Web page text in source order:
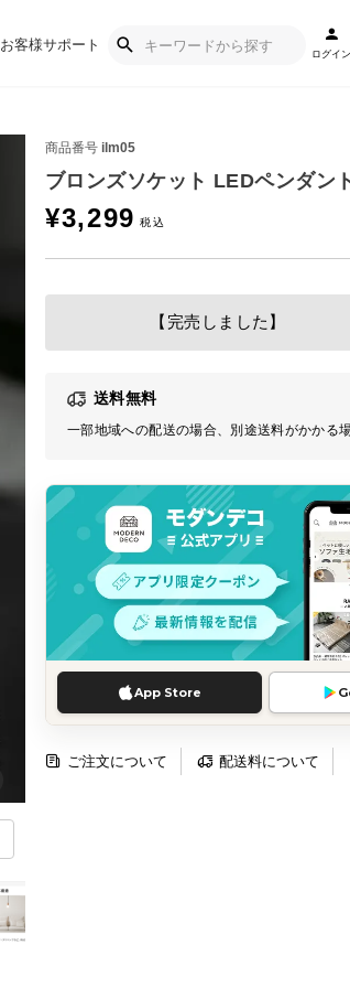
お客様サポート
ログイン
商品番号 ilm05
ブロンズソケット LEDペンダン
¥3,299
【完売しました】
送料無料
一部地域への配送の場合、別途送料がかかる
App Store
ご注文について 配送料について